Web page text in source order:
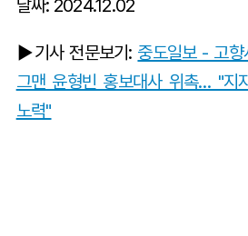
날짜: 2024.12.02
▶기사 전문보기: 중도일보 - 고향
그맨 윤형빈 홍보대사 위촉… "지
노력"